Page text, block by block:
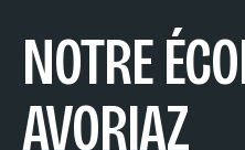
NOTRE
AVORIAZ